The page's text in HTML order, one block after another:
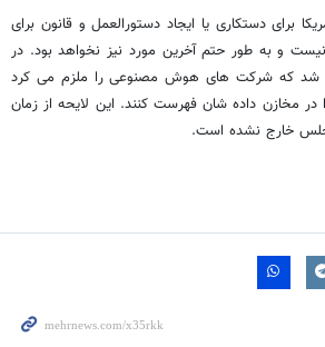
برای دستکاری یا ایجاد دستورالعمل و قانون برای
و به طور حتم آخرین مورد نیز نخواهد بود. در
شد که شرکت های هوش مصنوعی را ملزم می کرد
مخازن داده شان فهرست کنند. این لایحه از زمان
خارج نشده است.